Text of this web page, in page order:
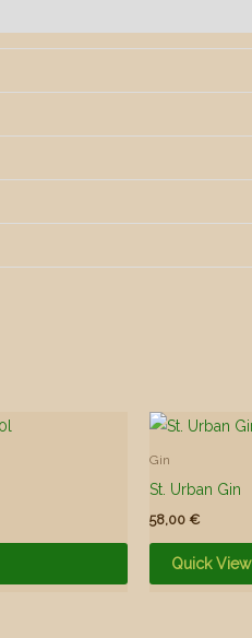
Gin
St. Urban Gin
58,00 €
Quick View